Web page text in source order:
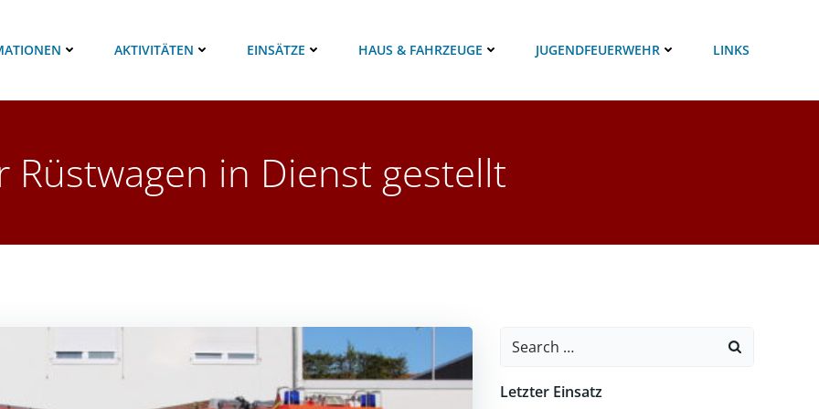
AKTIVITÄTEN EINSÄTZE HAUS & FAHRZEUGE JUGENDFEUERWEHR LINKS
Rüstwagen in Dienst gestellt
Search
Letzter Einsatz